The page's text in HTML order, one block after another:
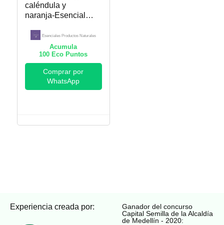
caléndula y
naranja-Esenciales
Naturales
Esenciales Productos Naturales
Acumula
100 Eco Puntos
Comprar por
WhatsApp
Experiencia creada por:
Ganador del concurso
Capital Semilla de la Alcaldía
de Medellín - 2020: